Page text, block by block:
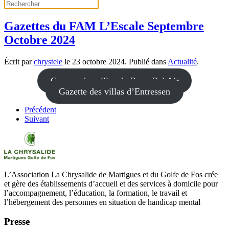
Gazettes du FAM L’Escale Septembre
Octobre 2024
Écrit parchrystele le 23 octobre 2024. Publié dans Actualité.
Gazette des villas de Bouc Bel Air
Gazette des villas d’Entressen
Précédent
Suivant
L’Association La Chrysalide de Martigues et du Golfe de Fos crée
et gère des établissements d’accueil et des services à domicile pour
l’accompagnement, l’éducation, la formation, le travail et
l’hébergement des personnes en situation de handicap mental
Presse